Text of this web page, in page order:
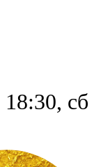
18:30, сб